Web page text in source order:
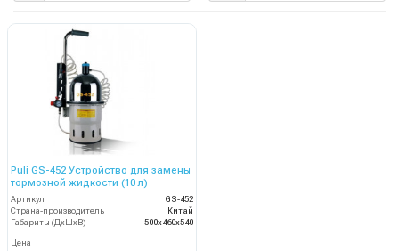
Puli GS-452 Устройство для замены
тормозной жидкости (10 л)
Артикул
GS-452
Страна-производитель
Китай
Габариты (ДхШхВ)
500х460х540
Цена